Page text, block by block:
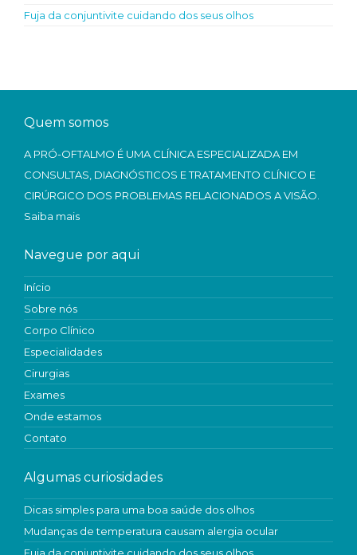
Fuja da conjuntivite cuidando dos seus olhos
Quem somos
A PRÓ-OFTALMO É UMA CLÍNICA ESPECIALIZADA EM
CONSULTAS, DIAGNÓSTICOS E TRATAMENTO CLÍNICO E
CIRÚRGICO DOS PROBLEMAS RELACIONADOS A VISÃO.
Saiba mais
Navegue por aqui
Início
Sobre nós
Corpo Clínico
Especialidades
Cirurgias
Exames
Onde estamos
Contato
Algumas curiosidades
Dicas simples para uma boa saúde dos olhos
Mudanças de temperatura causam alergia ocular